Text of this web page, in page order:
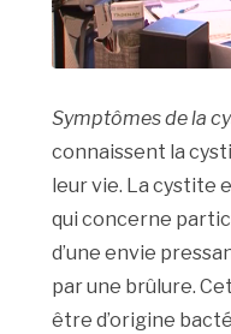
Symptômes de la
connaissent la
leur vie. La cystite
qui concerne
d’une envie
par une brûlure.
être d’origine